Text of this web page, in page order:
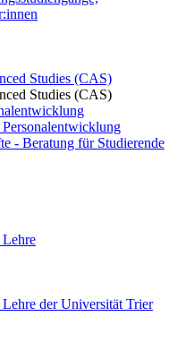
Studies (CAS)
Studies (CAS)
- Beratung für Studierende
Lehre
der Universität Trier